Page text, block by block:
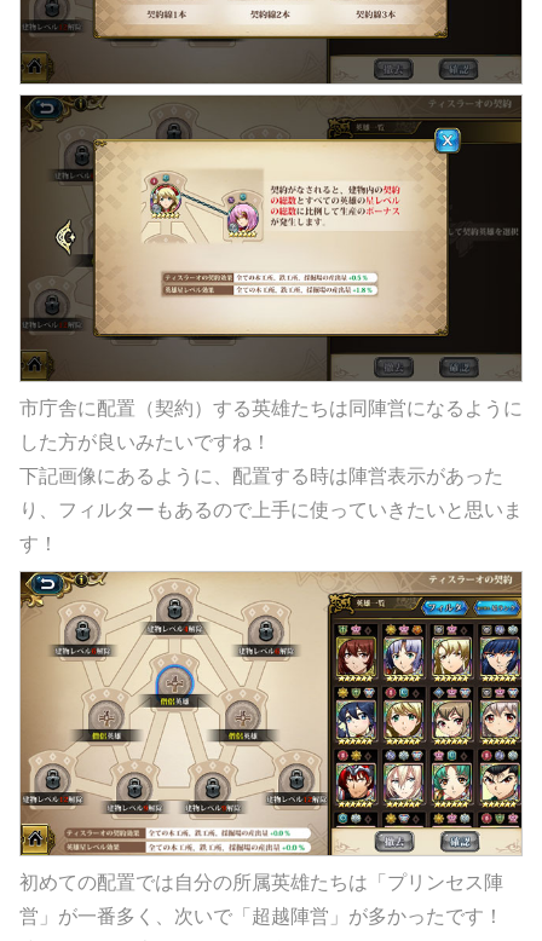
市庁舎に配置（契約）する英雄たちは同陣営になるように
した方が良いみたいですね！
下記画像にあるように、配置する時は陣営表示があった
り、フィルターもあるので上手に使っていきたいと思いま
す！
初めての配置では自分の所属英雄たちは「プリンセス陣
営」が一番多く、次いで「超越陣営」が多かったです！